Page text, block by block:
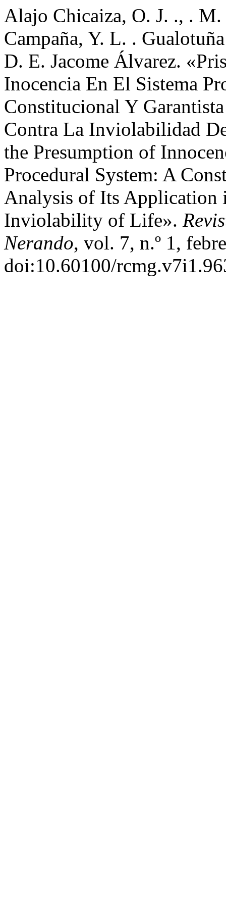
Alajo Chicaiza, O. J. ., .
Campaña, Y. L. .
D. E. Jacome Álvarez.
Inocencia En El Sistema
Constitucional Y
Contra La Inviolabilidad
the Presumption of
Procedural System: A
Analysis of Its Application
Inviolability of Life».
Nerando, vol. 7, n.º 1,
doi:10.60100/